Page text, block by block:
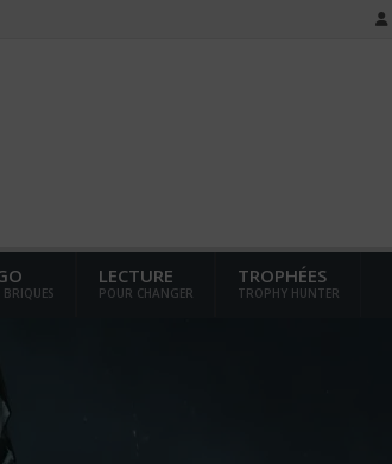
BRIQUES
LECTURE
POUR CHANGER
TROPHÉES
TROPHY HUNTER